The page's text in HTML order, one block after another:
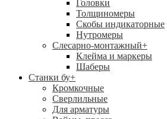
Головки
Толщиномеры
Скобы индикаторные
Нутромеры
Слесарно-монтажный+
Клейма и маркеры
Шаберы
Станки бу+
Кромкочные
Сверлильные
Для арматуры